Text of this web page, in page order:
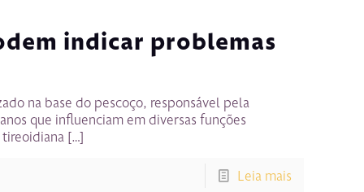
indicar problemas
na base do pescoço, responsável pela
que influenciam em diversas funções
[…]
Leia mais